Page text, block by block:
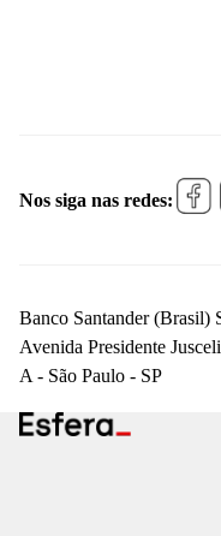
Nos siga nas redes:
Banco Santander (Brasil)
Avenida Presidente
A - São Paulo - SP